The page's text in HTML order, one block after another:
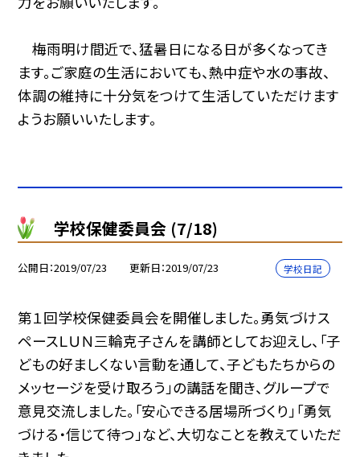
梅雨明け間近で、猛暑日になる日が多くなってき
ます。ご家庭の生活においても、熱中症や水の事故、
体調の維持に十分気をつけて生活していただけます
ようお願いいたします。
学校保健委員会 (7/18)
公開日 2019/07/23 更新日 2019/07/23 学校日記
第１回学校保健委員会を開催しました。勇気づけス
ペースＬＵＮ三輪克子さんを講師としてお迎えし、「子
どもの好ましくない言動を通して、子どもたちからの
メッセージを受け取ろう」の講話を聞き、グループで
意見交流しました。「安心できる居場所づくり」「勇気
づける・信じて待つ」など、大切なことを教えていただ